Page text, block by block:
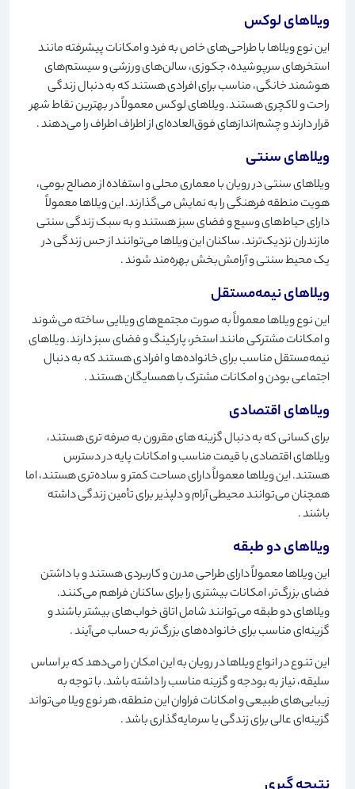
ویلاهای لوکس
این نوع ویلاها با طراحی‌های خاص به فرد و امکانات پیشرفته مانند
استخرهای سرپوشیده، جکوزی، سالن‌های ورزشی و سیستم‌های
هوشمند خانگی، مناسب برای افرادی هستند که به دنبال زندگی
راحت و لاکچری هستند. ویلاهای لوکس معمولاً در بهترین نقاط شهر
قرار دارند و چشم‌اندازهای فوق‌العاده‌ای از اطراف اطراف را می‌دهند.
ویلاهای سنتی
ویلاهای سنتی در رویان با معماری محلی و استفاده از مصالح بومی،
هویت منطقه فرهنگی را به نمایش می‌گذارند. این ویلاها معمولاً
دارای حیاط‌های وسیع و فضای سبز هستند و به سبک زندگی سنتی
مازندران نزدیک‌ترند. ساکنان این ویلاها می‌توانند از حس زندگی در
یک محیط سنتی و آرامش‌بخش بهره‌مند شوند.
ویلاهای نیمه‌مستقل
این نوع ویلاها معمولاً به صورت مجتمع‌های ویلایی ساخته می‌شوند
و امکانات مشترکی مانند استخر، پارکینگ و فضای سبز دارند. ویلاهای
نیمه‌مستقل مناسب برای خانواده‌ها و افرادی هستند که به دنبال
اجتماعی بودن و امکانات مشترک با همسایگان هستند.
ویلاهای اقتصادی
برای کسانی که به دنبال گزینه های مقرون به صرفه تری هستند،
ویلاهای اقتصادی با قیمت مناسب و امکانات پایه در دسترس
هستند. این ویلاها معمولاً دارای مساحت کمتر و ساده‌تری هستند، اما
همچنان می‌توانند محیطی آرام و دلپذیر برای تأمین زندگی داشته
باشند.
ویلاهای دو طبقه
این ویلاها معمولاً دارای طراحی مدرن و کاربردی هستند و با داشتن
فضای بزرگ‌تر، امکانات بیشتری را برای ساکنان فراهم می‌کنند.
ویلاهای دو طبقه می‌توانند شامل اتاق خواب‌های بیشتر باشند و
گزینه‌ای مناسب برای خانواده‌های بزرگ‌تر به حساب می‌آیند.
این تنوع در انواع ویلاها در رویان به این امکان را می‌دهد که بر اساس
سلیقه، نیاز به بودجه و گزینه مناسب را داشته باشد. با توجه به
زیبایی‌های طبیعی و امکانات فراوان این منطقه، هر نوع ویلا می‌تواند
گزینه‌ای عالی برای زندگی یا سرمایه‌گذاری باشد.